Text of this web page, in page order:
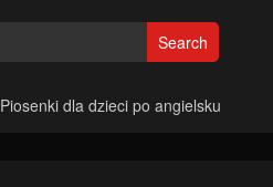
Search
Piosenki dla dzieci po angielsku